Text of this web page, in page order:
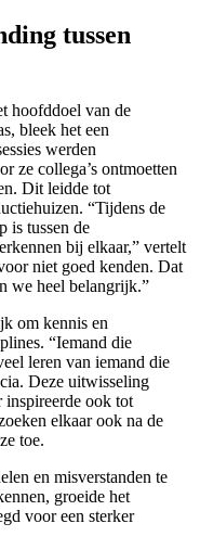
tussen
hoofddoel van de
bleek het een
werden
ze collega’s ontmoetten
Dit leidde tot
“Tijdens de
is tussen de
bij elkaar,” vertelt
niet goed kenden. Dat
we heel belangrijk.”
om kennis en
“Iemand die
leren van iemand die
Deze uitwisseling
inspireerde ook tot
elkaar ook na de
toe.
en misverstanden te
groeide het
voor een sterker